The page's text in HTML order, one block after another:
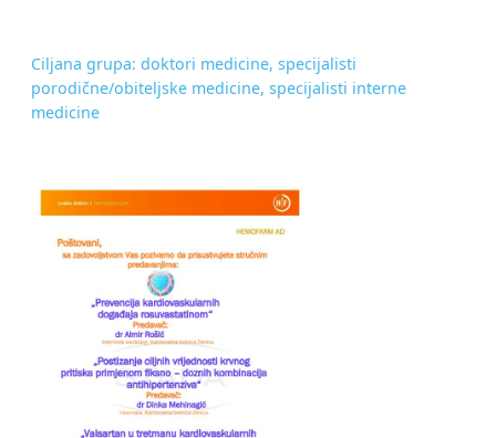
Ciljana grupa: doktori medicine, specijalisti
porodične/obiteljske medicine, specijalisti interne
medicine